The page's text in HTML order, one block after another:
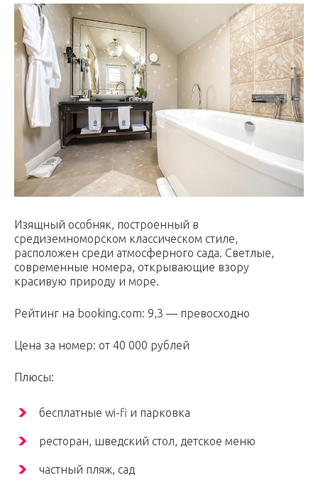
Изящный особняк, построенный в
средиземноморском классическом стиле,
расположен среди атмосферного сада. Светлые,
современные номера, открывающие взору
красивую природу и море.
Рейтинг на booking.com: 9,3 — превосходно
Цена за номер: от 40 000 рублей
Плюсы:
бесплатные wi-fi и парковка
ресторан, шведский стол, детское меню
частный пляж, сад